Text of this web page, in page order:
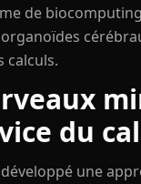
de
calculs.
du
une